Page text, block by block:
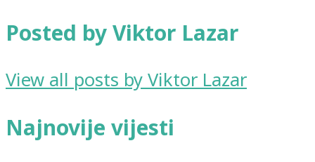
Posted by Viktor Lazar
View all posts by Viktor Lazar
Najnovije vijesti